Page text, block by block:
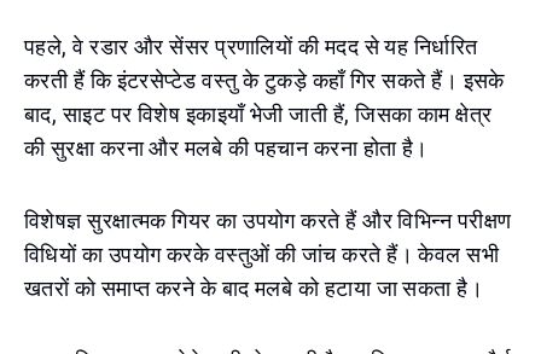
पहले, वे रडार और सेंसर प्रणालियों की मदद से यह निर्धारित
करती हैं कि इंटरसेप्टेड वस्तु के टुकड़े कहाँ गिर सकते हैं। इसके
बाद, साइट पर विशेष इकाइयाँ भेजी जाती हैं, जिसका काम क्षेत्र
की सुरक्षा करना और मलबे की पहचान करना होता है।
विशेषज्ञ सुरक्षात्मक गियर का उपयोग करते हैं और विभिन्न परीक्षण
विधियों का उपयोग करके वस्तुओं की जांच करते हैं। केवल सभी
खतरों को समाप्त करने के बाद मलबे को हटाया जा सकता है।